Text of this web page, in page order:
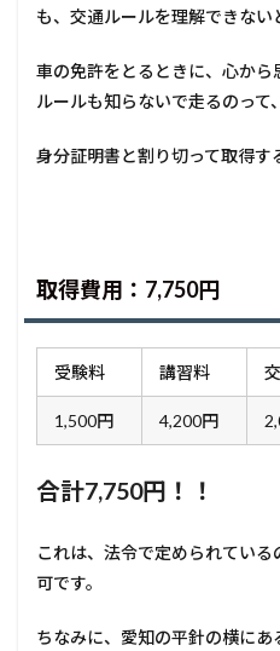
も、交通ルールを理解できない
車の免許をとるときに、心から
ルールも知らないで走るのって
身分証明書と割り切って取得す
取得費用：7,750円
受験料 講習料
1,500円 4,200円
合計7,750円！！
これは、法令で定められてい
可です。
ちなみに、愛知の平針の横にあ